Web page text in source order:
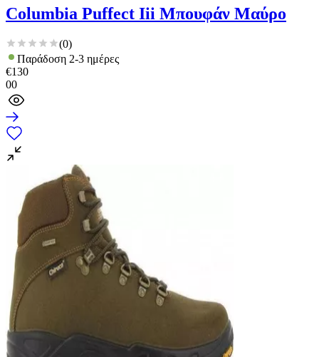
Columbia Puffect Iii Μπουφάν Μαύρο
(0)
Παράδοση 2-3 ημέρες
€130
00